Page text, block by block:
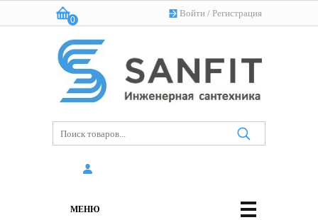
Войти / Регистрация
Корзина:
0
(пусто)
МЕНЮ